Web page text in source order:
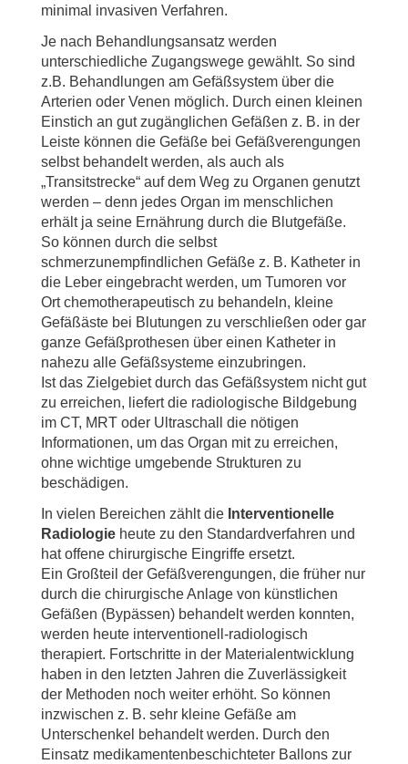
minimal invasiven Verfahren.
Je nach Behandlungsansatz werden
unterschiedliche Zugangswege gewählt. So sind
z.B. Behandlungen am Gefäßsystem über die
Arterien oder Venen möglich. Durch einen kleinen
Einstich an gut zugänglichen Gefäßen z. B. in der
Leiste können die Gefäße bei Gefäßverengungen
selbst behandelt werden, als auch als
„Transitstrecke“ auf dem Weg zu Organen genutzt
werden – denn jedes Organ im menschlichen
erhält ja seine Ernährung durch die Blutgefäße.
So können durch die selbst
schmerzunempfindlichen Gefäße z. B. Katheter in
die Leber eingebracht werden, um Tumoren vor
Ort chemotherapeutisch zu behandeln, kleine
Gefäßäste bei Blutungen zu verschließen oder gar
ganze Gefäßprothesen über einen Katheter in
nahezu alle Gefäßsysteme einzubringen.
Ist das Zielgebiet durch das Gefäßsystem nicht gut
zu erreichen, liefert die radiologische Bildgebung
im CT, MRT oder Ultraschall die nötigen
Informationen, um das Organ mit zu erreichen,
ohne wichtige umgebende Strukturen zu
beschädigen.
In vielen Bereichen zählt die Interventionelle
Radiologie heute zu den Standardverfahren und
hat offene chirurgische Eingriffe ersetzt.
Ein Großteil der Gefäßverengungen, die früher nur
durch die chirurgische Anlage von künstlichen
Gefäßen (Bypässen) behandelt werden konnten,
werden heute interventionell-radiologisch
therapiert. Fortschritte in der Materialentwicklung
haben in den letzten Jahren die Zuverlässigkeit
der Methoden noch weiter erhöht. So können
inzwischen z. B. sehr kleine Gefäße am
Unterschenkel behandelt werden. Durch den
Einsatz medikamentenbeschichteter Ballons zur